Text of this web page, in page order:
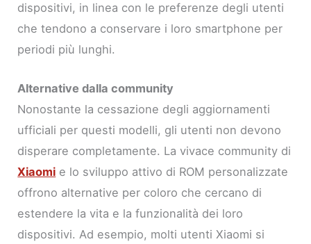
dispositivi, in linea con le preferenze degli utenti
che tendono a conservare i loro smartphone per
periodi più lunghi.
Alternative dalla community
Nonostante la cessazione degli aggiornamenti
ufficiali per questi modelli, gli utenti non devono
disperare completamente. La vivace community di
Xiaomi e lo sviluppo attivo di ROM personalizzate
offrono alternative per coloro che cercano di
estendere la vita e la funzionalità dei loro
dispositivi. Ad esempio, molti utenti Xiaomi si